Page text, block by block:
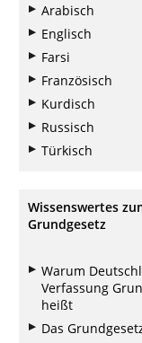
Arabisch
Englisch
Farsi
Französisch
Kurdisch
Russisch
Türkisch
Wissenswertes
Grundgesetz
Warum
Verfassung
heißt
Das